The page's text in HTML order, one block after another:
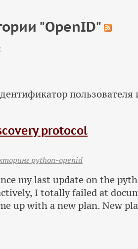
"OpenID"
пользователя
protocol
python-openid
my last update on the
I totally failed at
up with a new plan. New